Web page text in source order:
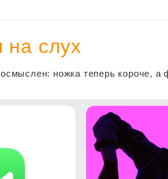
слух
ножка теперь короче, а